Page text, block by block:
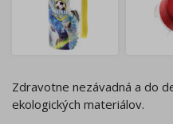
Zdravotne nezávadná a do
ekologických materiálov.